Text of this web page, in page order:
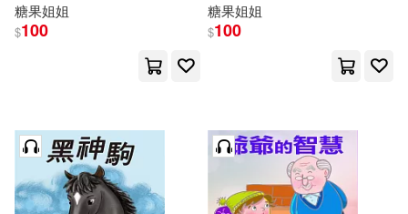
糖果姐姐
$100
糖果姐姐
$100